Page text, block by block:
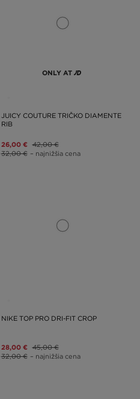
ONLY AT
JUICY COUTURE TRIČKO DIAMENTE
RIB
26,00 € 42,00 €
32,00 € – najnižšia cena
NIKE TOP PRO DRI-FIT CROP
28,00 € 45,00 €
32,00 € – najnižšia cena